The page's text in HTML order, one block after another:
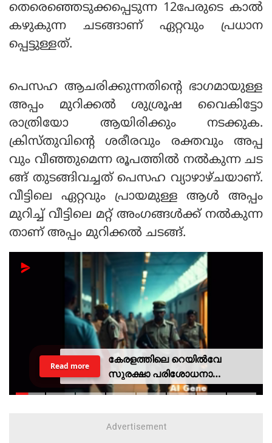
തെരെഞ്ഞെടുക്കപ്പെടുന്ന 12പേരുടെ കാൽ
കഴുകുന്ന ചടങ്ങാണ് ഏറ്റവും പ്രധാന
പ്പെട്ടുള്ളത്.
പെസഹ ആചരിക്കുന്നതിന്റെ ഭാഗമായുള്ള
അപ്പം മുറിക്കൽ ശുശ്രൂഷ വൈകിട്ടോ
രാത്രിയോ ആയിരിക്കും നടക്കുക.
ക്രിസ്തുവിന്റെ ശരീരവും രക്തവും അപ്പ
വും വീഞ്ഞുമെന്ന രൂപത്തിൽ നൽകുന്ന ചട
ങ്ങ് തുടങ്ങിവച്ചത് പെസഹ വ്യാഴാഴ്ചയാണ്.
വീട്ടിലെ ഏറ്റവും പ്രായമുള്ള ആൾ അപ്പം
മുറിച്ച് വീട്ടിലെ മറ്റ് അംഗങ്ങൾക്ക് നൽകുന്ന
താണ് അപ്പം മുറിക്കൽ ചടങ്ങ്.
കേരളത്തിലെ റെയില്‍വേ
സുരക്ഷാ പരിശോധനാ
ദൗത്യമായ ഓപ്പറേഷന്‍
Read more